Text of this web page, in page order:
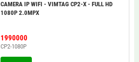
CAMERA IP WIFI - VIMTAG CP2-X - FULL HD
1080P 2.0MPX
1990000
CP2-1080P